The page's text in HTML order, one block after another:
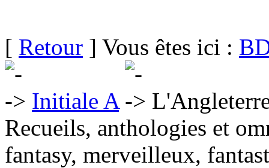
[ Retour ] Vous êtes ici :
Initiale A
Recueils, anthologies et
fantasy, merveilleux,